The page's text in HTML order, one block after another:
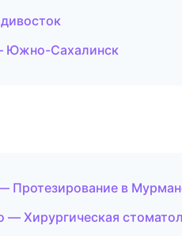
Южно-Сахалинск
Протезирование в
— Хирургическая